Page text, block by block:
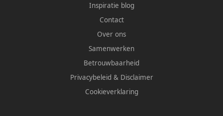
Inspiratie blog
Contact
Over ons
Samenwerken
Betrouwbaarheid
Privacybeleid & Disclaimer
Cookieverklaring